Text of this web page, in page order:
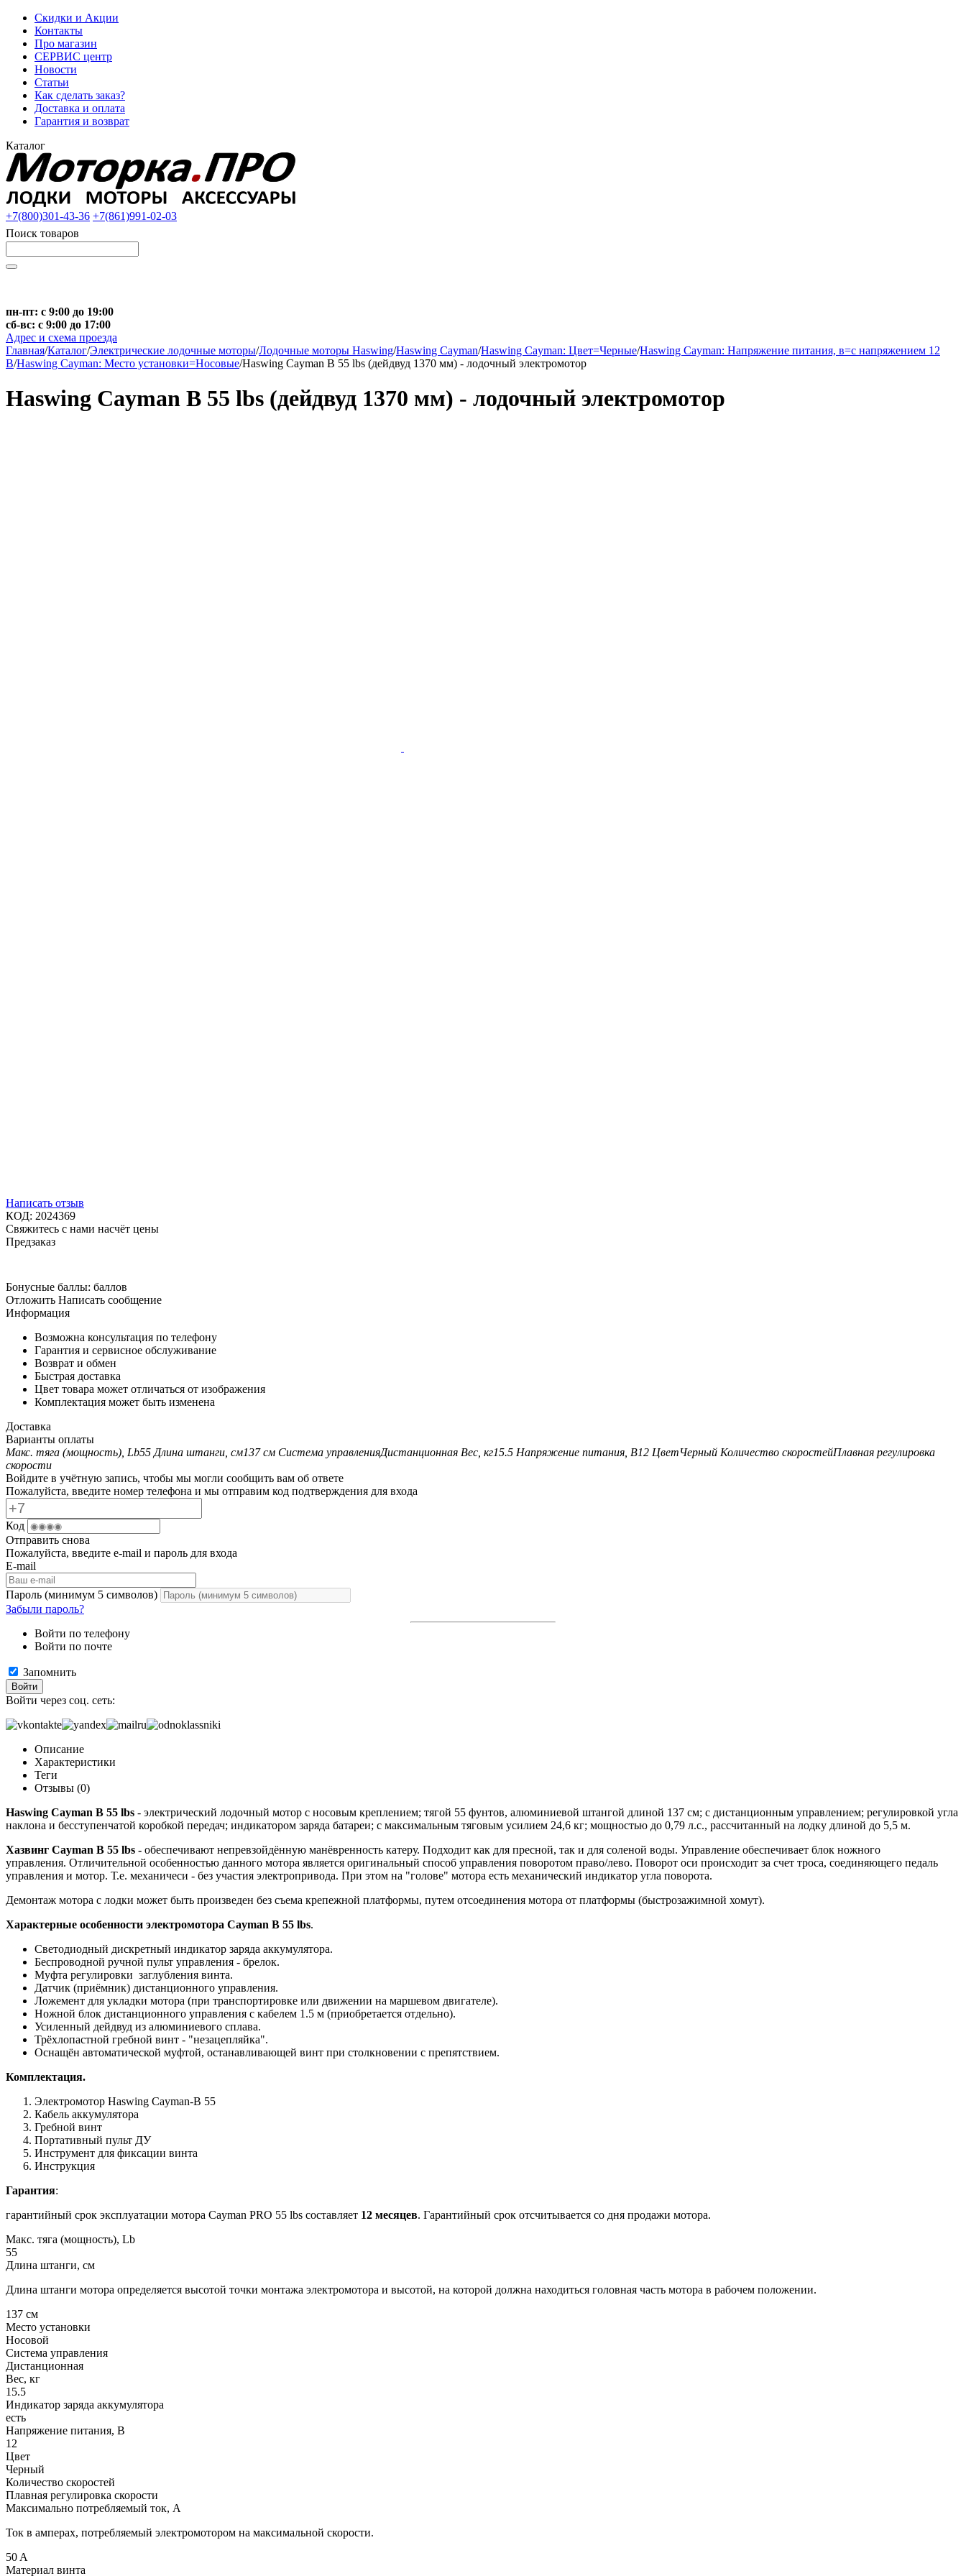
Скидки и Акции
Контакты
Про магазин
СЕРВИС центр
Новости
Статьи
Как сделать заказ?
Доставка и оплата
Гарантия и возврат
Каталог
+7(800)301-43-36 +7(861)991-02-03
Поиск товаров
пн-пт: с 9:00 до 19:00
сб-вс: с 9:00 до 17:00
Адрес и схема проезда
Главная/Каталог/Электрические лодочные моторы/Лодочные моторы Haswing/Haswing Cayman/Haswing Cayman: Цвет=Черные/Haswing Cayman: Напряжение питания, в=с напряжением 12
В/Haswing Cayman: Место установки=Носовые/Haswing Cayman B 55 lbs (дейдвуд 1370 мм) - лодочный электромотор
Haswing Cayman B 55 lbs (дейдвуд 1370 мм) - лодочный электромотор
Написать отзыв
КОД: 2024369
Свяжитесь с нами насчёт цены
Предзаказ
Бонусные баллы: баллов
Отложить Написать сообщение
Информация
Возможна консультация по телефону
Гарантия и сервисное обслуживание
Возврат и обмен
Быстрая доставка
Цвет товара может отличаться от изображения
Комплектация может быть изменена
Доставка
Варианты оплаты
Макс. тяга (мощность), Lb55 Длина штанги, см137 см Система управленияДистанционная Вес, кг15.5 Напряжение питания, В12 ЦветЧерный Количество скоростейПлавная регулировка
скорости
Войдите в учётную запись, чтобы мы могли сообщить вам об ответе
Пожалуйста, введите номер телефона и мы отправим код подтверждения для входа
Код
Отправить снова
Пожалуйста, введите e-mail и пароль для входа
E-mail
Пароль (минимум 5 символов)
Забыли пароль?
Войти по телефону
Войти по почте
Запомнить
Войти
Войти через соц. сеть:
Описание
Характеристики
Теги
Отзывы (0)
Haswing Cayman B 55 lbs - электрический лодочный мотор с носовым креплением; тягой 55 фунтов, алюминиевой штангой длиной 137 см; с дистанционным управлением; регулировкой угла
наклона и бесступенчатой коробкой передач; индикатором заряда батареи; с максимальным тяговым усилием 24,6 кг; мощностью до 0,79 л.с., рассчитанный на лодку длиной до 5,5 м.
Хазвинг Cayman B 55 lbs - обеспечивают непревзойдённую манёвренность катеру. Подходит как для пресной, так и для соленой воды. Управление обеспечивает блок ножного
управления. Отличительной особенностью данного мотора является оригинальный способ управления поворотом право/лево. Поворот оси происходит за счет троса, соединяющего педаль
управления и мотор. Т.е. механичеси - без участия электропривода. При этом на "голове" мотора есть механический индикатор угла поворота.
Демонтаж мотора с лодки может быть произведен без съема крепежной платформы, путем отсоединения мотора от платформы (быстрозажимной хомут).
Характерные особенности электромотора Cayman B 55 lbs.
Светодиодный дискретный индикатор заряда аккумулятора.
Беспроводной ручной пульт управления - брелок.
Муфта регулировки заглубления винта.
Датчик (приёмник) дистанционного управления.
Ложемент для укладки мотора (при транспортировке или движении на маршевом двигателе).
Ножной блок дистанционного управления с кабелем 1.5 м (приобретается отдельно).
Усиленный дейдвуд из алюминиевого сплава.
Трёхлопастной гребной винт - "незацепляйка".
Оснащён автоматической муфтой, останавливающей винт при столкновении с препятствием.
Комплектация.
Электромотор Haswing Cayman-B 55
Кабель аккумулятора
Гребной винт
Портативный пульт ДУ
Инструмент для фиксации винта
Инструкция
Гарантия:
гарантийный срок эксплуатации мотора Cayman PRO 55 lbs составляет 12 месяцев. Гарантийный срок отсчитывается со дня продажи мотора.
Макс. тяга (мощность), Lb
55
Длина штанги, см
Длина штанги мотора определяется высотой точки монтажа электромотора и высотой, на которой должна находиться головная часть мотора в рабочем положении.
137 см
Место установки
Носовой
Система управления
Дистанционная
Вес, кг
15.5
Индикатор заряда аккумулятора
есть
Напряжение питания, В
12
Цвет
Черный
Количество скоростей
Плавная регулировка скорости
Максимально потребляемый ток, A
Ток в амперах, потребляемый электромотором на максимальной скорости.
50 A
Материал винта